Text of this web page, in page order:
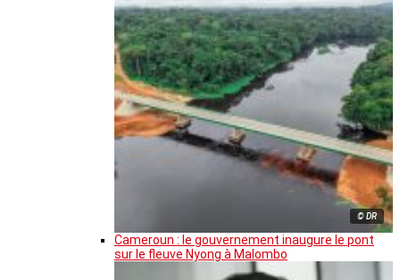
© DR
Cameroun : le gouvernement inaugure le pont
sur le fleuve Nyong à Malombo